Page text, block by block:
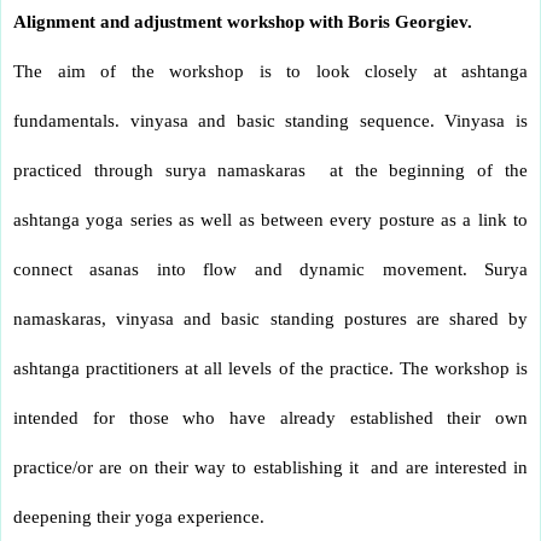
Alignment and adjustment workshop with Boris Georgiev.
The aim of the workshop is to look closely at ashtanga
fundamentals. vinyasa and basic standing sequence. Vinyasa is
practiced through surya namaskaras at the beginning of the
ashtanga yoga series as well as between every posture as a link to
connect asanas into flow and dynamic movement. Surya
namaskaras, vinyasa and basic standing postures are shared by
ashtanga practitioners at all levels of the practice. The workshop is
intended for those who have already established their own
practice/or are on their way to establishing it and are interested in
deepening their yoga experience.